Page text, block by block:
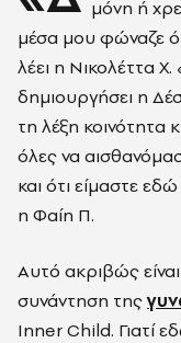
μόνη ή
μέσα μου φώναζε
λέει η Νικολέττα Χ.
δημιουργήσει η
τη λέξη κοινότητα
όλες να
και ότι είμαστε
η Φαίη Π.
Αυτό ακριβώς
συνάντηση της
Inner Child. Γιατί